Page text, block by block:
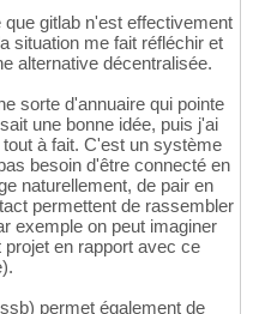
gitlab n'est effectivement
situation me fait réfléchir et
alternative décentralisée.
sorte d'annuaire qui pointe
une bonne idée, puis j'ai
à fait. C'est un système
besoin d'être connecté en
naturellement, de pair en
permettent de rassembler
exemple on peut imaginer
en rapport avec ce
permet également de